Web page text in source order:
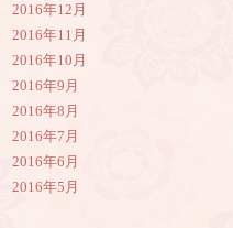
2016年12月
2016年11月
2016年10月
2016年9月
2016年8月
2016年7月
2016年6月
2016年5月